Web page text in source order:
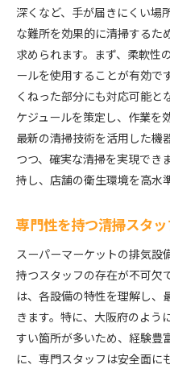
深くなど、手が届きにくい場
な難所を効果的に清掃するた
求められます。まず、柔軟性
ールを使用することが有効で
くねった部分にも対応可能と
ケジュールを策定し、作業を
最新の清掃技術を活用した機
つつ、確実な清掃を実現でき
持し、店舗の衛生環境を高水
専門性を持つ清掃スタ
スーパーマーケットの排気設
持つスタッフの存在が不可欠
は、各設備の特性を理解し、
きます。特に、大阪府のよう
すい箇所が多いため、経験豊
に、専門スタッフは安全面に